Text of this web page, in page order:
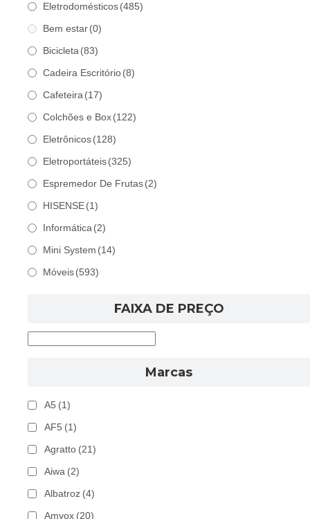
Eletrodomésticos (485)
Bem estar (0)
Bicicleta (83)
Cadeira Escritório (8)
Cafeteira (17)
Colchões e Box (122)
Eletrônicos (128)
Eletroportáteis (325)
Espremedor De Frutas (2)
HISENSE (1)
Informática (2)
Mini System (14)
Móveis (593)
FAIXA DE PREÇO
Marcas
A5 (1)
AF5 (1)
Agratto (21)
Aiwa (2)
Albatroz (4)
Amvox (20)